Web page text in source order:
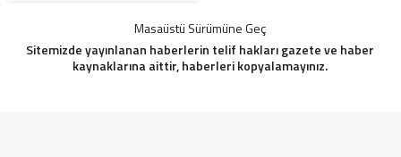
Masaüstü Sürümüne Geç
Sitemizde yayınlanan haberlerin telif hakları gazete ve haber
kaynaklarına aittir, haberleri kopyalamayınız.